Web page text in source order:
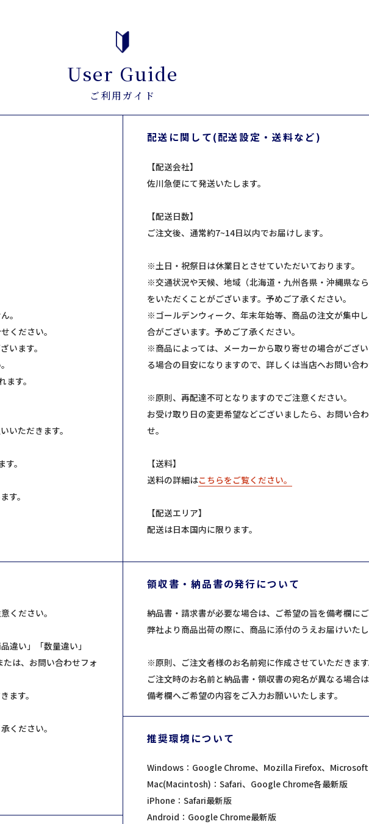
User Guide
ご利用ガイド
。
ください。
います。
す。
いただきます。
。
す。
配送に関して(配送設定・送料など)
【配送会社】
佐川急便にて発送いたします。
【配送日数】
ご注文後、通常約7~14日以内でお届けします。
※土日・祝祭日は休業日とさせていただいております。
※交通状況や天候、地域（北海道・九州各県・沖縄県な
をいただくことがございます。予めご了承ください。
※ゴールデンウィーク、年末年始等、商品の注文が集中
合がございます。予めご了承ください。
※商品によっては、メーカーから取り寄せの場合がござ
る場合の目安になりますので、詳しくは当店へお問い合わ
※原則、再配達不可となりますのでご注意ください。
お受け取り日の変更希望などございましたら、お問い合
せ。
【送料】
送料の詳細はこちらをご覧ください。
【配送エリア】
配送は日本国内に限ります。
ください。
違い」「数量違い」
は、お問い合わせフォ
ます。
ください。
領収書・納品書の発行について
納品書・請求書が必要な場合は、ご希望の旨を備考欄にご
弊社より商品出荷の際に、商品に添付のうえお届けいたし
※原則、ご注文者様のお名前宛に作成させていただきます
ご注文時のお名前と納品書・領収書の宛名が異なる場合は
備考欄へご希望の内容をご入力お願いいたします。
推奨環境について
Windows：Google Chrome、Mozilla Firefox、
Mac(Macintosh)：Safari、Google Chrome各最新版
iPhone：Safari最新版
Android：Google Chrome最新版